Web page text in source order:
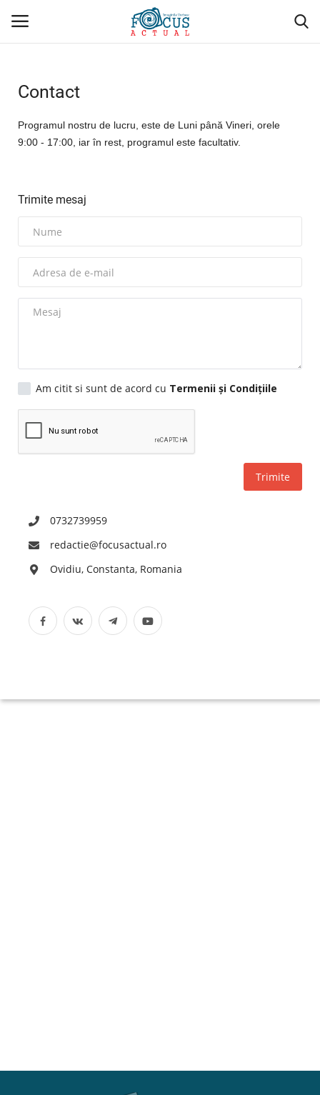
Conectare
Acasă
Administrativ/Social
Politică/Economie
Sport
Cultură/Religie
Contact
Programul nostru de lucru, este de Luni până Vineri, orele
9:00 - 17:00, iar în rest, programul este facultativ.
Trimite mesaj
Am citit si sunt de acord cu Termenii și Condițiile
Trimite
0732739959
redactie@focusactual.ro
Ovidiu, Constanta, Romania